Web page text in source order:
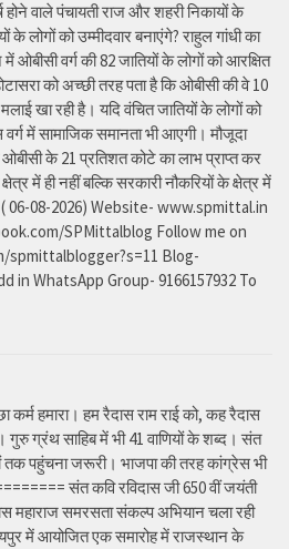
होने वाले पंचायती राज और शहरी निकायों के
के लोगों को उम्मीदवार बनाएंगे? राहुल गांधी का
ओबीसी वर्ग की 82 जातियों के लोगों को आरक्षित
को अच्छी तरह पता है कि ओबीसी की वे 10
खा रही है। यदि वंचित जातियों के लोगों को
वर्ग में सामाजिक समानता भी आएगी। मौजूदा
ओबीसी के 21 प्रतिशत कोटे का लाभ प्राप्त कर
में ही नहीं बल्कि सरकारी नौकरियों के क्षेत्र में
( 06-08-2026) Website- www.spmittal.in
SPMittalblog Follow me on
Blog-
in WhatsApp Group- 9166157932 To
हमारा। हम रैदास राम राई को, कह रैदास
गुरु ग्रंथ साहिब में भी 41 वाणियों के शब्द। संत
तक पहुंचना जरूरी। भाजपा की तरह कांग्रेस भी
संत कवि रविदास जी 650 वीं जयंती
महाराज समरसता संकल्प अभियान चला रही
में आयोजित एक समारोह में राजस्थान के